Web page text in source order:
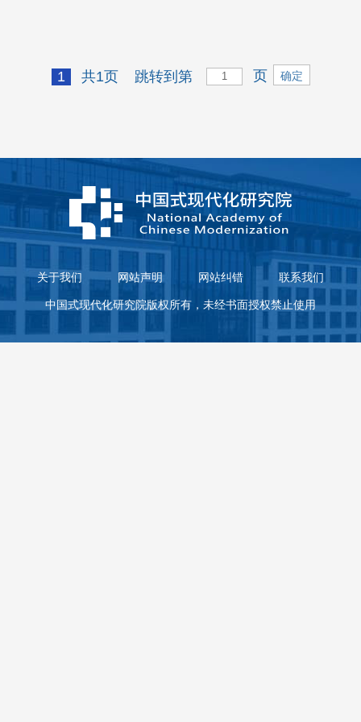
1 共1页 跳转到第 页
关于我们 网站声明 网站纠错 联系我们
中国式现代化研究院版权所有，未经书面授权禁止使用